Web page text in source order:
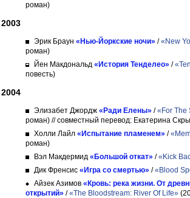
роман)
2003
Эрик Браун «Нью-Йоркские ночи» /«New
роман)
Йен Макдональд «История Тенделео» /
повесть)
2004
Элизабет Джордж «Ради Елены» /«For The
роман) // совместный перевод: Екатерина
Холли Лайл «Испытание пламенем» /
роман)
Вэл Макдермид «Большой откат» /«Kick
Дик Френсис «Игра со смертью» /«Blood
Айзек Азимов «Кровь: река жизни. От
открытий» /«The Bloodstream: River Of Life»